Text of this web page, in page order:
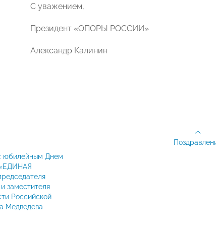
С уважением,
Президент «ОПОРЫ РОССИИ»
Александр Калинин
юбилейным Днем
заместителя
Российской
Медведева